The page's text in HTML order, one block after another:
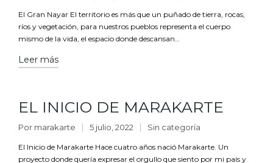
El Gran Nayar El territorio es más que un puñado de tierra, rocas,
ríos y vegetación, para nuestros pueblos representa el cuerpo
mismo de la vida, el espacio donde descansan…
Leer más
EL INICIO DE MARAKARTE
Por marakarte 5 julio, 2022 Sin categoría
El Inicio de Marakarte Hace cuatro años nació Marakarte. Un
proyecto donde quería expresar el orgullo que siento por mi país y